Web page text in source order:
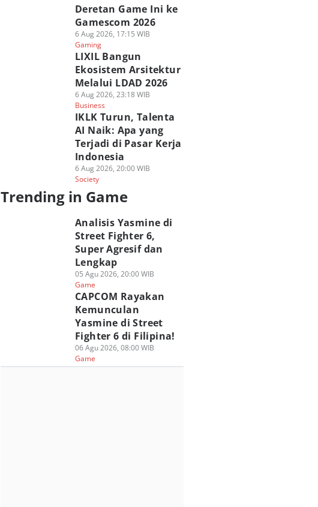
Deretan Game Ini ke
Gamescom 2026
6 Aug 2026, 17:15 WIB
Gaming
LIXIL Bangun
Ekosistem Arsitektur
Melalui LDAD 2026
6 Aug 2026, 23:18 WIB
Business
IKLK Turun, Talenta
AI Naik: Apa yang
Terjadi di Pasar Kerja
Indonesia
6 Aug 2026, 20:00 WIB
Society
Trending in Game
Analisis Yasmine di
Street Fighter 6,
Super Agresif dan
Lengkap
05 Agu 2026, 20:00 WIB
Game
CAPCOM Rayakan
Kemunculan
Yasmine di Street
Fighter 6 di Filipina!
06 Agu 2026, 08:00 WIB
Game